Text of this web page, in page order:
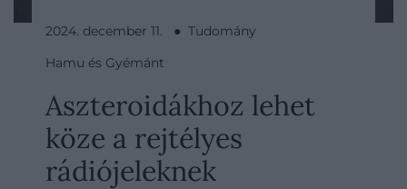
2024. december 11. ● Tudomány
Hamu és Gyémánt
Aszteroidákhoz lehet
köze a rejtélyes
rádiójeleknek